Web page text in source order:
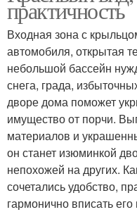
практичность
Входная зона с
автомобиля, открытая
небольшой бассейн
снега, града,
дворе дома поможет
имущество от порчи.
материалов и
он станет изюминкой
непохожей на других.
сочетались удобство,
гармонично вписать